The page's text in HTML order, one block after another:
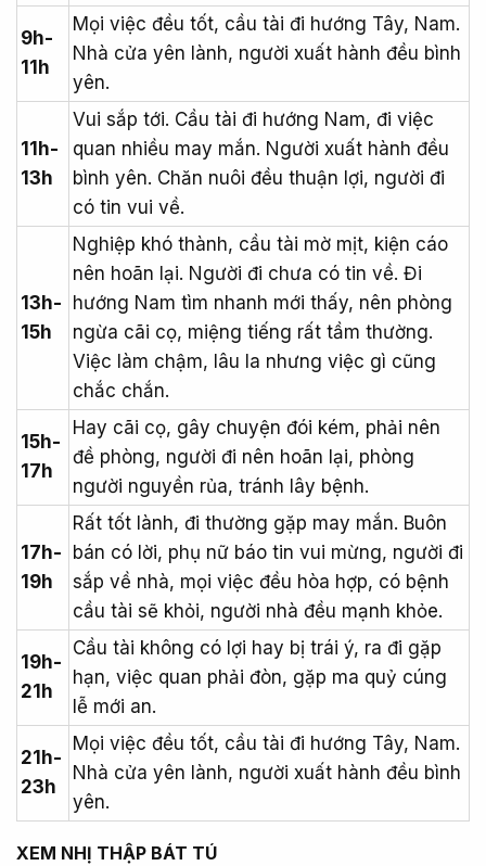
9h-
11h
Mọi việc đều tốt, cầu tài đi hướng Tây, Nam.
Nhà cửa yên lành, người xuất hành đều bình
yên.
11h-
13h
Vui sắp tới. Cầu tài đi hướng Nam, đi việc
quan nhiều may mắn. Người xuất hành đều
bình yên. Chăn nuôi đều thuận lợi, người đi
có tin vui về.
13h-
15h
Nghiệp khó thành, cầu tài mờ mịt, kiện cáo
nên hoãn lại. Người đi chưa có tin về. Đi
hướng Nam tìm nhanh mới thấy, nên phòng
ngừa cãi cọ, miệng tiếng rất tầm thường.
Việc làm chậm, lâu la nhưng việc gì cũng
chắc chắn.
15h-
17h
Hay cãi cọ, gây chuyện đói kém, phải nên
đề phòng, người đi nên hoãn lại, phòng
người nguyền rủa, tránh lây bệnh.
17h-
19h
Rất tốt lành, đi thường gặp may mắn. Buôn
bán có lời, phụ nữ báo tin vui mừng, người đi
sắp về nhà, mọi việc đều hòa hợp, có bệnh
cầu tài sẽ khỏi, người nhà đều mạnh khỏe.
19h-
21h
Cầu tài không có lợi hay bị trái ý, ra đi gặp
hạn, việc quan phải đòn, gặp ma quỷ cúng
lễ mới an.
21h-
23h
Mọi việc đều tốt, cầu tài đi hướng Tây, Nam.
Nhà cửa yên lành, người xuất hành đều bình
yên.
XEM NHỊ THẬP BÁT TÚ​